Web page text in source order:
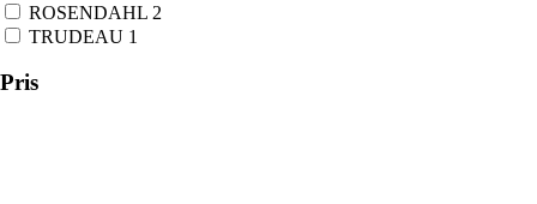
ROSENDAHL 2
TRUDEAU 1
Pris